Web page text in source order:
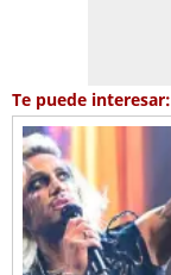
Te puede interesar: